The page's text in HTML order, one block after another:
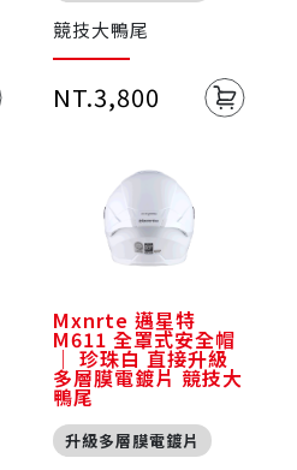
競技大鴨尾
NT.3,800
Mxnrte 邁星特
M611 全罩式安全帽
｜ 珍珠白 直接升級
多層膜電鍍片 競技大
鴨尾
升級多層膜電鍍片